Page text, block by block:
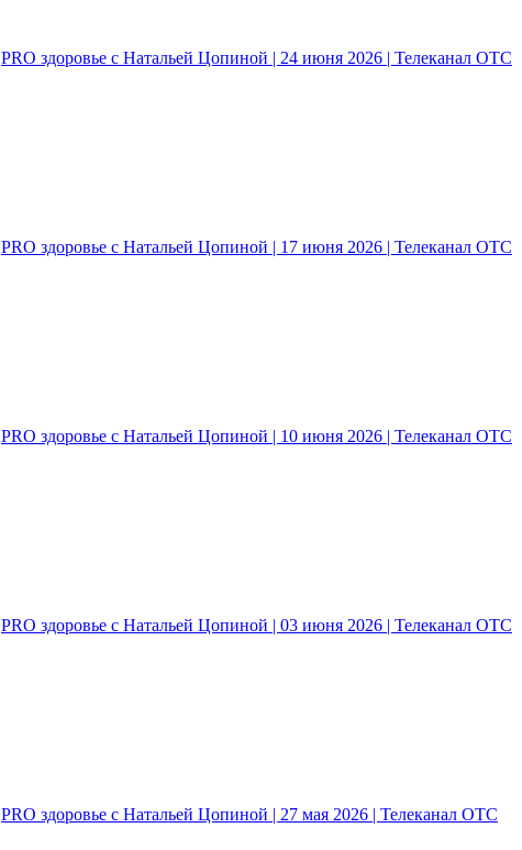
PRO здоровье с Натальей Цопиной | 24 июня 2026 | Телеканал ОТС
PRO здоровье с Натальей Цопиной | 17 июня 2026 | Телеканал ОТС
PRO здоровье с Натальей Цопиной | 10 июня 2026 | Телеканал ОТС
PRO здоровье с Натальей Цопиной | 03 июня 2026 | Телеканал ОТС
PRO здоровье с Натальей Цопиной | 27 мая 2026 | Телеканал ОТС